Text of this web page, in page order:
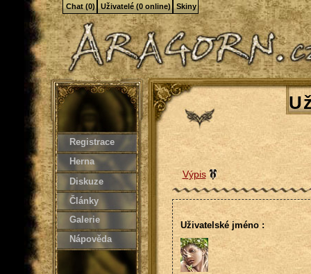
Registrace
Herna
Diskuze
Články
Galerie
Nápověda
Výpis
Uživatelské jméno :
Chat (0) Uživatelé (0 online) Skiny